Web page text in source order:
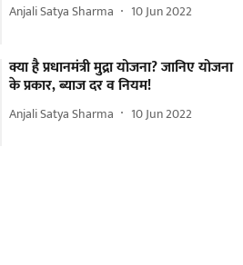
Anjali Satya Sharma 10 Jun 2022
क्या है प्रधानमंत्री मुद्रा योजना? जानिए योजना
के प्रकार, ब्याज दर व नियम!
Anjali Satya Sharma 10 Jun 2022